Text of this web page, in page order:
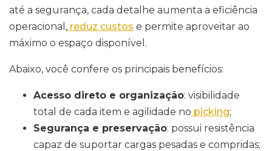
até a segurança, cada detalhe aumenta a eficiência
operacional, reduz custos e permite aproveitar ao
máximo o espaço disponível.
Abaixo, você confere os principais benefícios:
Acesso direto e organização: visibilidade
total de cada item e agilidade no picking;
Segurança e preservação: possui resistência
capaz de suportar cargas pesadas e compridas;